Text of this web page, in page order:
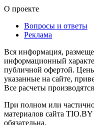
О проекте
Вопросы и ответы
Реклама
Вся информация,
информационный
публичной офертой.
указанные на сайте,
Все расчеты
При полном или
материалов сайта
обязательна.